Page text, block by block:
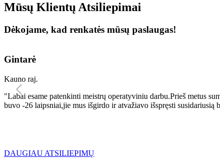
Mūsų Klientų Atsiliepimai
Dėkojame, kad renkatės mūsų paslaugas!
Gintarė
Kauno raj.
"Labai esame patenkinti meistrų operatyviniu darbu.Prieš metus
buvo -26 laipsniai,jie mus išgirdo ir atvažiavo išspręsti
DAUGIAU ATSILIEPIMŲ